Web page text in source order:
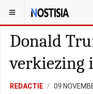
YOU ARE HERE: NEDERLAND
Donald
verkiezing
REDACTIE 09